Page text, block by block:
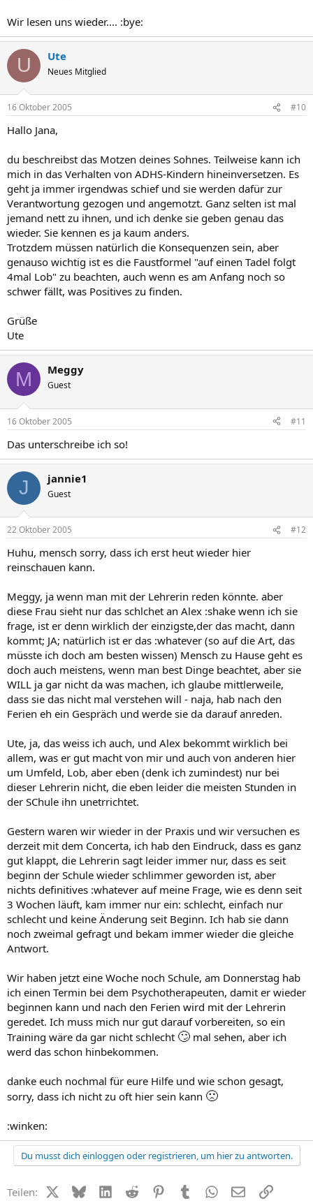
Wir lesen uns wieder.... :bye:
U Ute
Neues Mitglied
16 Oktober 2005 #10
Hallo Jana,
du beschreibst das Motzen deines Sohnes. Teilweise kann ich
mich in das Verhalten von ADHS-Kindern hineinversetzen. Es
geht ja immer irgendwas schief und sie werden dafür zur
Verantwortung gezogen und angemotzt. Ganz selten ist mal
jemand nett zu ihnen, und ich denke sie geben genau das
wieder. Sie kennen es ja kaum anders.
Trotzdem müssen natürlich die Konsequenzen sein, aber
genauso wichtig ist es die Faustformel "auf einen Tadel folgt
4mal Lob" zu beachten, auch wenn es am Anfang noch so
schwer fällt, was Positives zu finden.
Grüße
Ute
M Meggy
Guest
16 Oktober 2005 #11
Das unterschreibe ich so!
J jannie1
Guest
22 Oktober 2005 #12
Huhu, mensch sorry, dass ich erst heut wieder hier
reinschauen kann.
Meggy, ja wenn man mit der Lehrerin reden könnte. aber
diese Frau sieht nur das schlchet an Alex :shake wenn ich sie
frage, ist er denn wirklich der einzigste,der das macht, dann
kommt; JA; natürlich ist er das :whatever (so auf die Art, das
müsste ich doch am besten wissen) Mensch zu Hause geht es
doch auch meistens, wenn man best Dinge beachtet, aber sie
WILL ja gar nicht da was machen, ich glaube mittlerweile,
dass sie das nicht mal verstehen will - naja, hab nach den
Ferien eh ein Gespräch und werde sie da darauf anreden.
Ute, ja, das weiss ich auch, und Alex bekommt wirklich bei
allem, was er gut macht von mir und auch von anderen hier
um Umfeld, Lob, aber eben (denk ich zumindest) nur bei
dieser Lehrerin nicht, die eben leider die meisten Stunden in
der SChule ihn unetrrichtet.
Gestern waren wir wieder in der Praxis und wir versuchen es
derzeit mit dem Concerta, ich hab den Eindruck, dass es ganz
gut klappt, die Lehrerin sagt leider immer nur, dass es seit
beginn der Schule wieder schlimmer geworden ist, aber
nichts definitives :whatever auf meine Frage, wie es denn seit
3 Wochen läuft, kam immer nur ein: schlecht, einfach nur
schlecht und keine Änderung seit Beginn. Ich hab sie dann
noch zweimal gefragt und bekam immer wieder die gleiche
Antwort.
Wir haben jetzt eine Woche noch Schule, am Donnerstag hab
ich einen Termin bei dem Psychotherapeuten, damit er wieder
beginnen kann und nach den Ferien wird mit der Lehrerin
geredet. Ich muss mich nur gut darauf vorbereiten, so ein
Training wäre da gar nicht schlecht 🙄 mal sehen, aber ich
werd das schon hinbekommen.
danke euch nochmal für eure Hilfe und wie schon gesagt,
sorry, dass ich nicht zu oft hier sein kann 🙁
:winken:
Du musst dich einloggen oder registrieren, um hier zu antworten.
Teilen: X (Twitter)
BlueskyLinkedIn
Reddit PinterestTumblr WhatsApp
E-MailLink